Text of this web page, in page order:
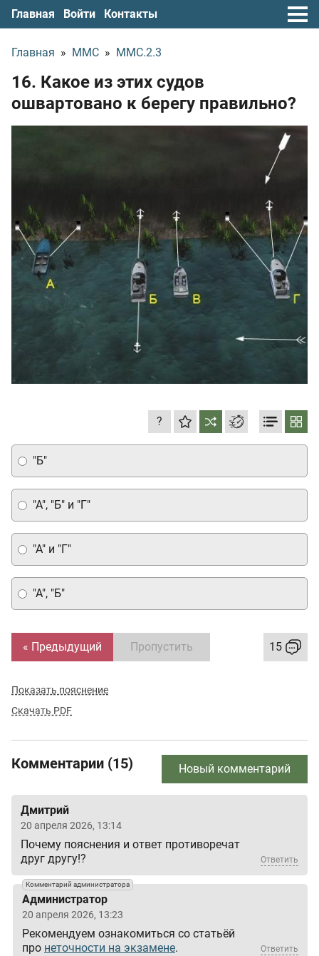
Главная Войти Контакты
Главная » ММС » ММС.2.3
16. Какое из этих судов
ошвартовано к берегу правильно?
?
"А", "Б"
"А" и "Г"
"Б"
"А", "Б" и "Г"
« Предыдущий Пропустить 15
Показать пояснение
Скачать PDF
Комментарии (15) Новый комментарий
Дмитрий
20 апреля 2026, 13:14
Почему пояснения и ответ противоречат
друг другу!?
Ответить
Комментарий администратора
Администратор
20 апреля 2026, 13:23
Рекомендуем ознакомиться со статьёй
про неточности на экзамене. Ответить